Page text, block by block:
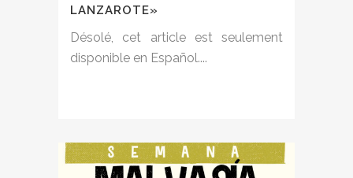
LANZAROTE»
Désolé, cet article est seulement
disponible en Español....